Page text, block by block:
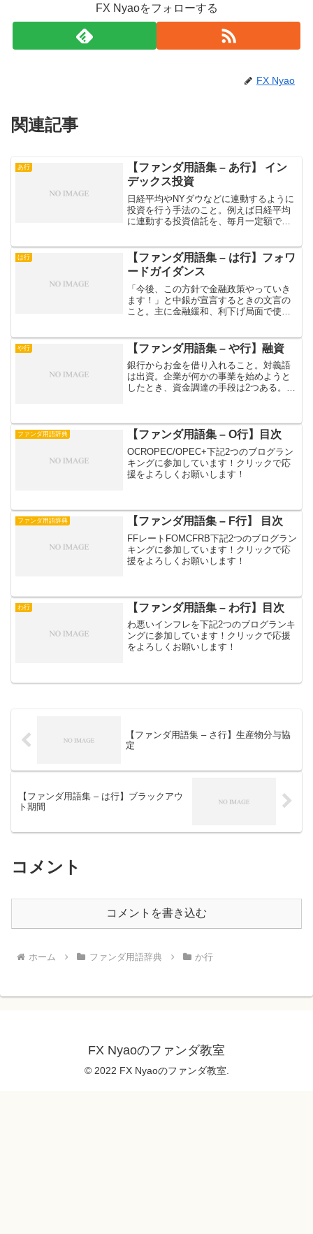
FX Nyaoをフォローする
FX Nyao
関連記事
あ行
【ファンダ用語集 – あ行】 イン
デックス投資
日経平均やNYダウなどに連動するように
投資を行う手法のこと。例えば日経平均
に連動する投資信託を、毎月一定額で購
ティブ投資。下記2つのブログランキング
に参加しています！ク...
は行
【ファンダ用語集 – は行】フォワ
ードガイダンス
「今後、この方針で金融政策やっていき
ます！」と中銀が宣言するときの文言の
こと。主に金融緩和、利下げ局面で使わ
す。例）「あと10年間は金融緩和続けま
す」みたいな。ではなぜ...
や行 【ファンダ用語集 – や行】融資
銀行からお金を借り入れること。対義語
は出資。企業が何かの事業を始めようと
したとき、資金調達の手段は2つある。一
もらう。融資のメリットは出資に比べて
金利が低いこと。デメリ...
ファンダ用語辞典 【ファンダ用語集 – O行】目次
OCROPEC/OPEC+下記2つのブログラン
キングに参加しています！クリックで応
援をよろしくお願いします！
ファンダ用語辞典 【ファンダ用語集 – F行】 目次
FFレートFOMCFRB下記2つのブログラン
キングに参加しています！クリックで応
援をよろしくお願いします！
わ行 【ファンダ用語集 – わ行】目次
わ悪いインフレを下記2つのブログランキ
ングに参加しています！クリックで応援
をよろしくお願いします！
【ファンダ用語集 – さ行】生産物分与協
定
【ファンダ用語集 – は行】ブラックアウ
ト期間
コメント
コメントを書き込む
ホーム ファンダ用語辞典 か行
FX Nyaoのファンダ教室
© 2022 FX Nyaoのファンダ教室.